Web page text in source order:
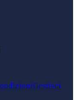
Gestisci